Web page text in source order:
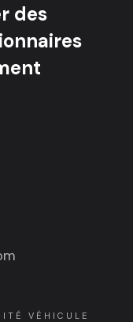
des
VÉHICULE